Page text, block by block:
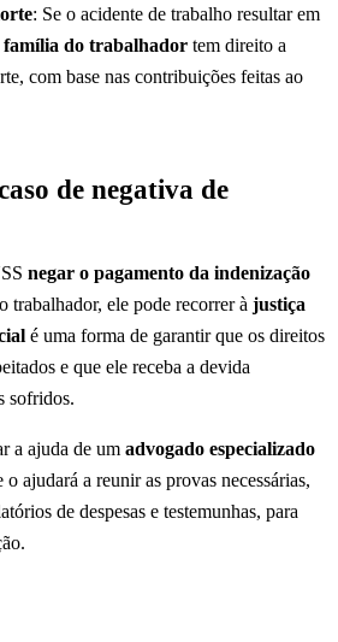
: Se o acidente de trabalho resultar em
família do trabalhador tem direito a
com base nas contribuições feitas ao
de negativa de
negar o pagamento da indenização
trabalhador, ele pode recorrer à justiça
é uma forma de garantir que os direitos
e que ele receba a devida
sofridos.
a ajuda de um advogado especializado
ajudará a reunir as provas necessárias,
de despesas e testemunhas, para